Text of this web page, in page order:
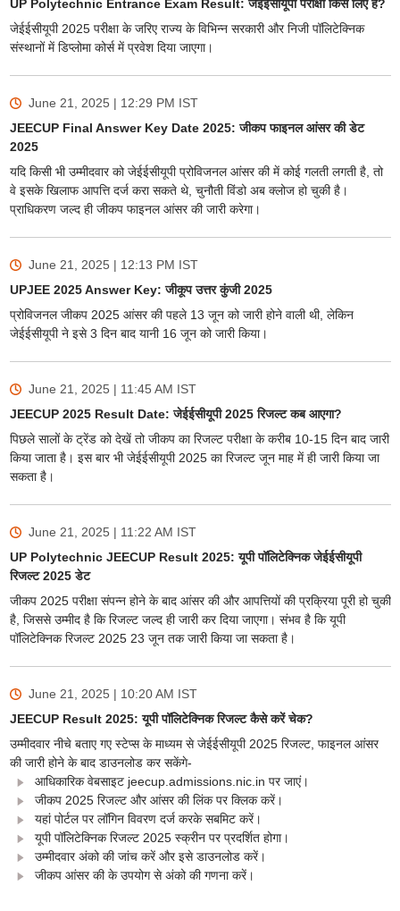
UP Polytechnic Entrance Exam Result: जेईईसीयूपी परीक्षा किस लिए है?
जेईईसीयूपी 2025 परीक्षा के जरिए राज्य के विभिन्न सरकारी और निजी पॉलिटेक्निक
संस्थानों में डिप्लोमा कोर्स में प्रवेश दिया जाएगा।
June 21, 2025 | 12:29 PM IST
JEECUP Final Answer Key Date 2025: जीकप फाइनल आंसर की डेट
2025
यदि किसी भी उम्मीदवार को जेईईसीयूपी प्रोविजनल आंसर की में कोई गलती लगती है, तो
वे इसके खिलाफ आपत्ति दर्ज करा सकते थे, चुनौती विंडो अब क्लोज हो चुकी है।
प्राधिकरण जल्द ही जीकप फाइनल आंसर की जारी करेगा।
June 21, 2025 | 12:13 PM IST
UPJEE 2025 Answer Key: जीकूप उत्तर कुंजी 2025
प्रोविजनल जीकप 2025 आंसर की पहले 13 जून को जारी होने वाली थी, लेकिन
जेईईसीयूपी ने इसे 3 दिन बाद यानी 16 जून को जारी किया।
June 21, 2025 | 11:45 AM IST
JEECUP 2025 Result Date: जेईईसीयूपी 2025 रिजल्ट कब आएगा?
पिछले सालों के ट्रेंड को देखें तो जीकप का रिजल्ट परीक्षा के करीब 10-15 दिन बाद जारी
किया जाता है। इस बार भी जेईईसीयूपी 2025 का रिजल्ट जून माह में ही जारी किया जा
सकता है।
June 21, 2025 | 11:22 AM IST
UP Polytechnic JEECUP Result 2025: यूपी पॉलिटेक्निक जेईईसीयूपी
रिजल्ट 2025 डेट
जीकप 2025 परीक्षा संपन्न होने के बाद आंसर की और आपत्तियों की प्रक्रिया पूरी हो चुकी
है, जिससे उम्मीद है कि रिजल्ट जल्द ही जारी कर दिया जाएगा। संभव है कि यूपी
पॉलिटेक्निक रिजल्ट 2025 23 जून तक जारी किया जा सकता है।
June 21, 2025 | 10:20 AM IST
JEECUP Result 2025: यूपी पॉलिटेक्निक रिजल्ट कैसे करें चेक?
उम्मीदवार नीचे बताए गए स्टेप्स के माध्यम से जेईईसीयूपी 2025 रिजल्ट, फाइनल आंसर
की जारी होने के बाद डाउनलोड कर सकेंगे-
आधिकारिक वेबसाइट jeecup.admissions.nic.in पर जाएं।
जीकप 2025 रिजल्ट और आंसर की लिंक पर क्लिक करें।
यहां पोर्टल पर लॉगिन विवरण दर्ज करके सबमिट करें।
यूपी पॉलिटेक्निक रिजल्ट 2025 स्क्रीन पर प्रदर्शित होगा।
उम्मीदवार अंको की जांच करें और इसे डाउनलोड करें।
जीकप आंसर की के उपयोग से अंको की गणना करें।